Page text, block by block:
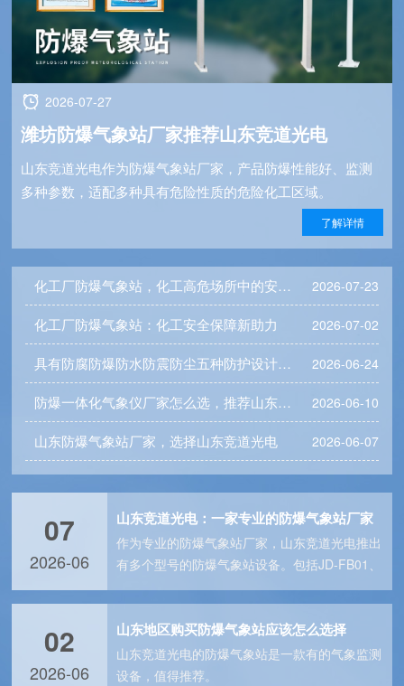
2026-07-27
潍坊防爆气象站厂家推荐山东竞道光电
山东竞道光电作为防爆气象站厂家，产品防爆性能好、监测
多种参数，适配多种具有危险性质的危险化工区域。
了解详情
化工厂防爆气象站，化工高危场所中的安全助力 2026-07-23
化工厂防爆气象站：化工安全保障新助力 2026-07-02
具有防腐防爆防水防震防尘五种防护设计的防爆气象站 2026-06-24
防爆一体化气象仪厂家怎么选，推荐山东竞道光电 2026-06-10
山东防爆气象站厂家，选择山东竞道光电 2026-06-07
07
2026-06
山东竞道光电：一家专业的防爆气象站厂家
作为专业的防爆气象站厂家，山东竞道光电推出
有多个型号的防爆气象站设备。包括JD-FB01、
JD-FB01S、JD-FB0···
02
2026-06
山东地区购买防爆气象站应该怎么选择
山东竞道光电的防爆气象站是一款有的气象监测
设备，值得推荐。